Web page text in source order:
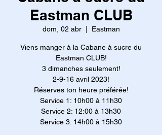
Eastman CLUB
dom, 02 abr
  |
Eastman
Viens manger à la Cabane à sucre du
Eastman CLUB!
3 dimanches seulement!
2-9-16 avril 2023!
Réserves ton heure préférée!
Service 1: 10h00 à 11h30
Service 2: 12:00 à 13h30
Service 3: 14h00 à 15h30